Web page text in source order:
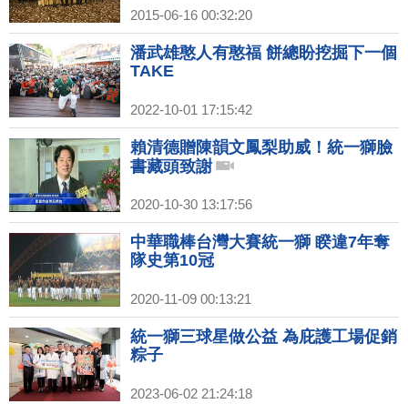
2015-06-16 00:32:20
潘武雄憨人有憨福 餅總盼挖掘下一個
TAKE
2022-10-01 17:15:42
賴清德贈陳韻文鳳梨助威！統一獅臉
書藏頭致謝
2020-10-30 13:17:56
中華職棒台灣大賽統一獅 睽違7年奪
隊史第10冠
2020-11-09 00:13:21
統一獅三球星做公益 為庇護工場促銷
粽子
2023-06-02 21:24:18